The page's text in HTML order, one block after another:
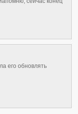
его обновлять